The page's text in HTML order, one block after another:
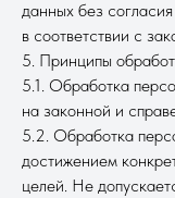
данных без
в соответствии с
5. Принципы
5.1. Обработка
на законной и
5.2. Обработка
достижением
целей. Не